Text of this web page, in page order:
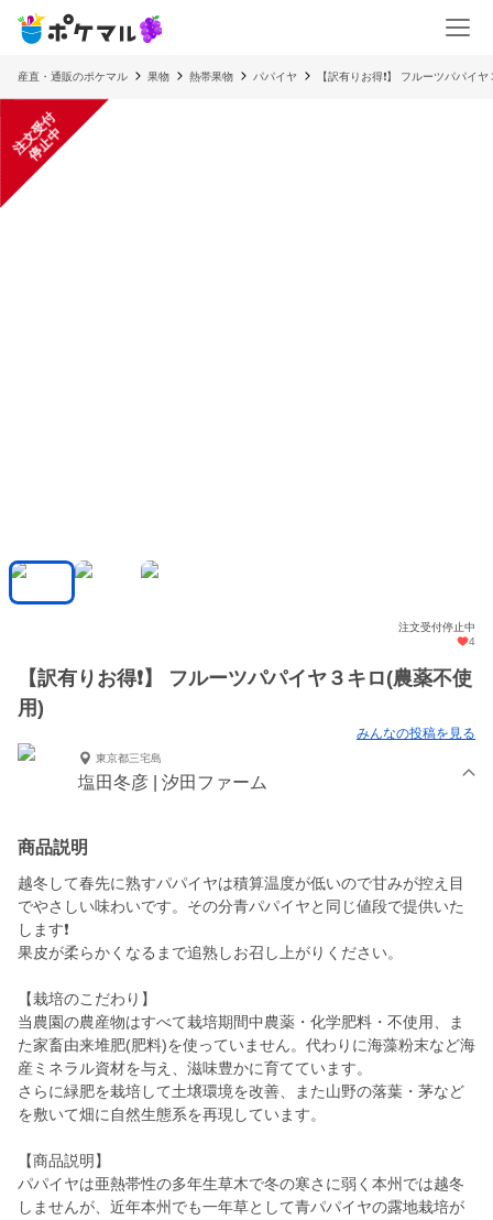
産直・通販のポケマル 果物 熱帯果物 パパイヤ 【訳有りお得❗️】 フルーツパパイ
注
文
受
付
停
止
中
注文受付停止中
4
【訳有りお得❗️】 フルーツパパイヤ３キロ(農薬不使
用)
みんなの投稿を見る
東京都三宅島
塩田冬彦 | 汐田ファーム
商品説明
越冬して春先に熟すパパイヤは積算温度が低いので甘みが控え目
でやさしい味わいです。その分青パパイヤと同じ値段で提供いた
します❗
果皮が柔らかくなるまで追熟しお召し上がりください。
【栽培のこだわり】
当農園の農産物はすべて栽培期間中農薬・化学肥料・不使用、ま
た家畜由来堆肥(肥料)を使っていません。代わりに海藻粉末など海
産ミネラル資材を与え、滋味豊かに育てています。
さらに緑肥を栽培して土壌環境を改善、また山野の落葉・茅など
を敷いて畑に自然生態系を再現しています。
【商品説明】
パパイヤは亜熱帯性の多年生草木で冬の寒さに弱く本州では越冬
しませんが、近年本州でも一年草として青パパイヤの露地栽培が